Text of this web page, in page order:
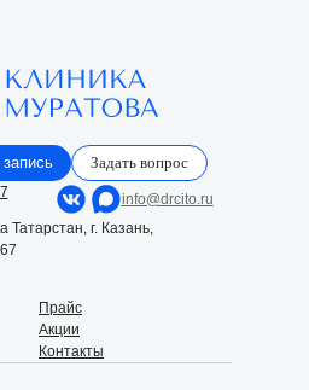
Задать вопрос
info@drcito.ru
Татарстан, г. Казань,
Прайс
Акции
Контакты